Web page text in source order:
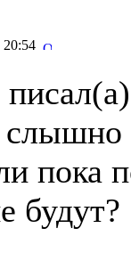
20:54
пока
будут?